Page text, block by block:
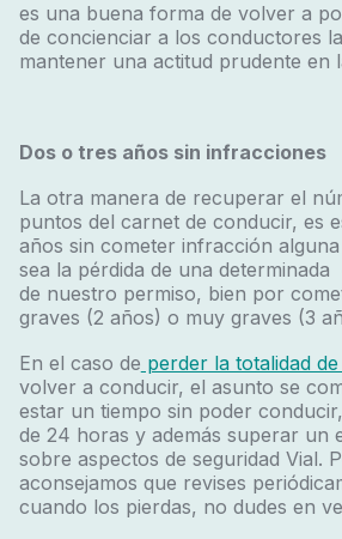
es una buena forma de volver a
de concienciar a los conductores
mantener una actitud prudente en
Dos o tres años sin infracciones
La otra manera de recuperar el
puntos del carnet de conducir, es
años sin cometer infracción
sea la pérdida de una
de nuestro permiso, bien por
graves (2 años) o muy graves (3
En el caso de perder la totalidad
volver a conducir, el asunto se
estar un tiempo sin poder
de 24 horas y además superar un
sobre aspectos de seguridad Vial.
aconsejamos que revises
cuando los pierdas, no dudes en